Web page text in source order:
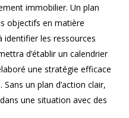
immobilier. Un plan
objectifs en matière
identifier les ressources
d’établir un calendrier
une stratégie efficace
un plan d’action clair,
une situation avec des